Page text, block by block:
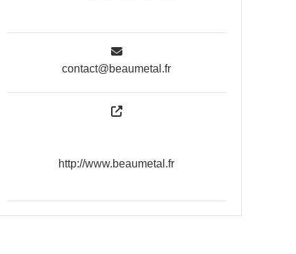
contact@beaumetal.fr
http://www.beaumetal.fr